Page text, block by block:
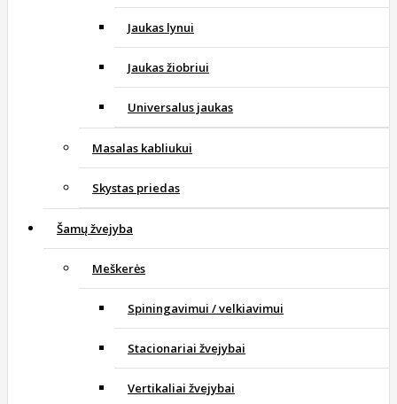
Jaukas lynui
Jaukas žiobriui
Universalus jaukas
Masalas kabliukui
Skystas priedas
Šamų žvejyba
Meškerės
Spiningavimui / velkiavimui
Stacionariai žvejybai
Vertikaliai žvejybai